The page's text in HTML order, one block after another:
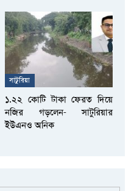
সাটুরিয়া
১.২২ কোটি টাকা ফেরত দিয়ে
নজির গড়লেন- সাটুরিয়ার
ইউএনও অনিক